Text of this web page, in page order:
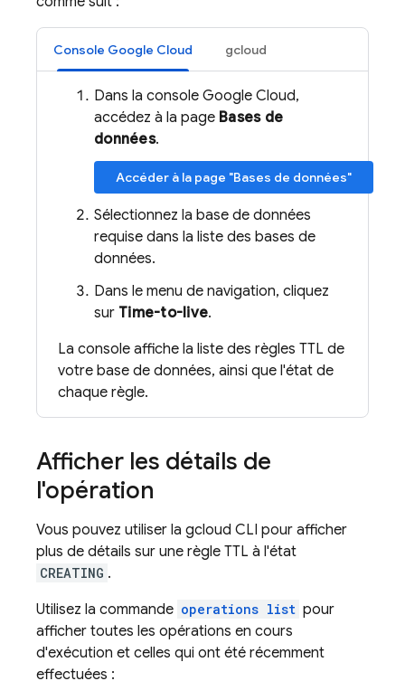
Console Google Cloud gcloud
Dans la console Google Cloud,
accédez à la page Bases de
données.
Accéder à la page "Bases de données"
Sélectionnez la base de données
requise dans la liste des bases de
données.
Dans le menu de navigation, cliquez
sur Time-to-live.
La console affiche la liste des règles TTL de
votre base de données, ainsi que l'état de
chaque règle.
Afficher les détails de
l'opération
Vous pouvez utiliser la gcloud CLI pour afficher
plus de détails sur une règle TTL à l'état
CREATING .
Utilisez la commande operations list pour
afficher toutes les opérations en cours
d'exécution et celles qui ont été récemment
effectuées :